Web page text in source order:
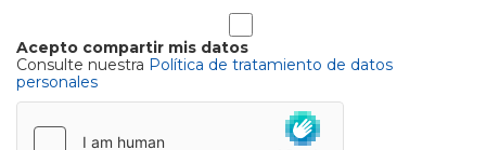
Acepto compartir mis datos
Consulte nuestra Política de tratamiento de datos
personales